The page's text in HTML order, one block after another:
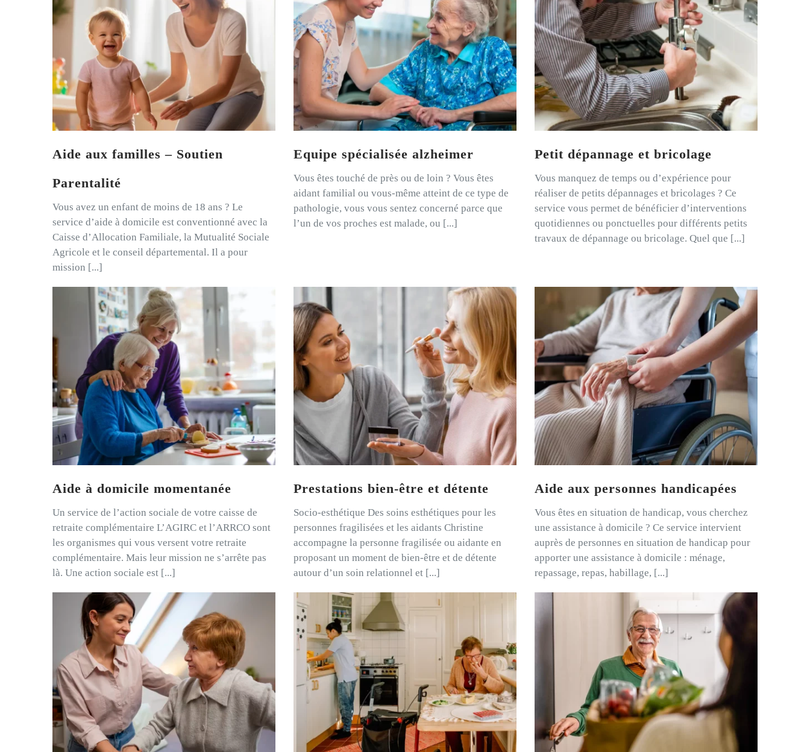
Aide aux familles – Soutien
Parentalité
Vous avez un enfant de moins de 18 ans ? Le
service d’aide à domicile est conventionné avec la
Caisse d’Allocation Familiale, la Mutualité Sociale
Agricole et le conseil départemental. Il a pour
mission [...]
Equipe spécialisée alzheimer
Vous êtes touché de près ou de loin ? Vous êtes
aidant familial ou vous-même atteint de ce type de
pathologie, vous vous sentez concerné parce que
l’un de vos proches est malade, ou [...]
Petit dépannage et bricolage
Vous manquez de temps ou d’expérience pour
réaliser de petits dépannages et bricolages ? Ce
service vous permet de bénéficier d’interventions
quotidiennes ou ponctuelles pour différents petits
travaux de dépannage ou bricolage. Quel que [...]
Aide à domicile momentanée
Un service de l’action sociale de votre caisse de
retraite complémentaire L’AGIRC et l’ARRCO sont
les organismes qui vous versent votre retraite
complémentaire. Mais leur mission ne s’arrête pas
là. Une action sociale est [...]
Prestations bien-être et détente
Socio-esthétique Des soins esthétiques pour les
personnes fragilisées et les aidants Christine
accompagne la personne fragilisée ou aidante en
proposant un moment de bien-être et de détente
autour d’un soin relationnel et [...]
Aide aux personnes handicapées
Vous êtes en situation de handicap, vous cherchez
une assistance à domicile ? Ce service intervient
auprès de personnes en situation de handicap pour
apporter une assistance à domicile : ménage,
repassage, repas, habillage, [...]